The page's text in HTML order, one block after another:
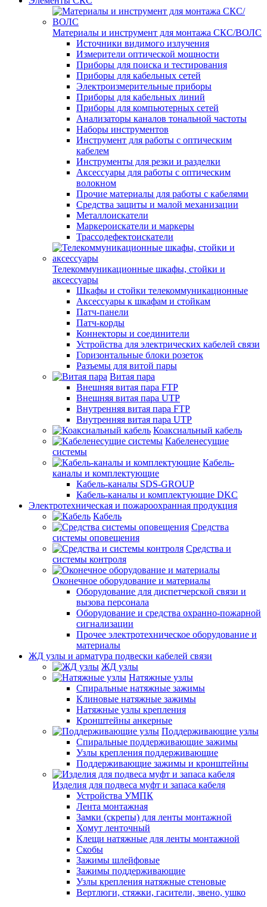
Материалы и инструмент для монтажа СКС/ВОЛС
Источники видимого излучения
Измерители оптической мощности
Приборы для поиска и тестирования
Приборы для кабельных сетей
Электроизмерительные приборы
Приборы для кабельных линий
Приборы для компьютерных сетей
Анализаторы каналов тональной частоты
Наборы инструментов
Инструмент для работы с оптическим
кабелем
Инструменты для резки и разделки
Аксессуары для работы с оптическим
волокном
Прочие материалы для работы с кабелями
Средства защиты и малой механизации
Металлоискатели
Маркероискатели и маркеры
Трассодефектоискатели
Телекоммуникационные шкафы, стойки и
аксессуары
Шкафы и стойки телекоммуникационные
Аксессуары к шкафам и стойкам
Патч-панели
Патч-корды
Коннекторы и соединители
Устройства для электрических кабелей связи
Горизонтальные блоки розеток
Разъемы для витой пары
Витая пара
Внешняя витая пара FTP
Внешняя витая пара UTP
Внутренняя витая пара FTP
Внутренняя витая пара UTP
Коаксиальный кабель
Кабеленесущие
системы
Кабель-
каналы и комплектующие
Кабель-каналы SDS-GROUP
Кабель-каналы и комплектующие DKC
Электротехническая и пожароохранная продукция
Кабель
Средства
системы оповещения
Средства и
системы контроля
Оконечное оборудование и материалы
Оборудование для диспетчерской связи и
вызова персонала
Оборудование и средства охранно-пожарной
сигнализации
Прочее электротехническое оборудование и
материалы
ЖД узлы и арматура подвески кабелей связи
ЖД узлы
Натяжные узлы
Спиральные натяжные зажимы
Клиновые натяжные зажимы
Натяжные узлы крепления
Кронштейны анкерные
Поддерживающие узлы
Спиральные поддерживающие зажимы
Узлы крепления поддерживающие
Поддерживающие зажимы и кронштейны
Изделия для подвеса муфт и запаса кабеля
Устройства УМПК
Лента монтажная
Замки (скрепы) для ленты монтажной
Хомут ленточный
Клещи натяжные для ленты монтажной
Скобы
Зажимы шлейфовые
Зажимы поддерживающие
Узлы крепления натяжные стеновые
Вертлюги, стяжки, гасители, звено, ушко